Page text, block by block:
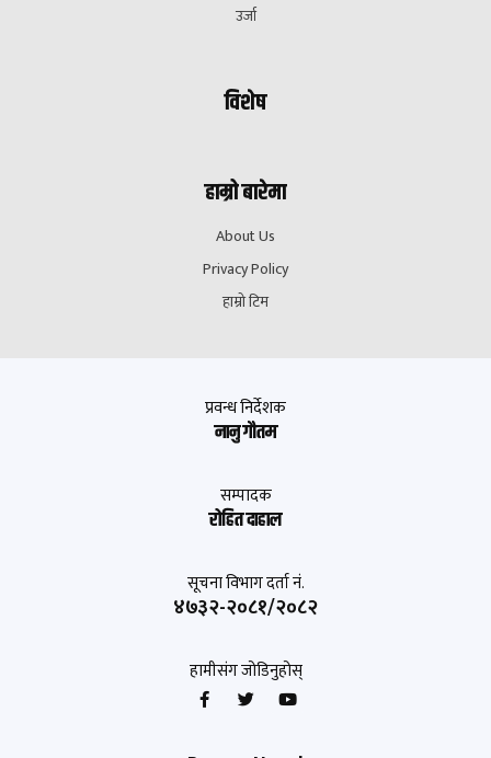
उर्जा
विशेष
हाम्रो बारेमा
About Us
Privacy Policy
हाम्रो टिम
प्रवन्ध निर्देशक
नानु गौतम
सम्पादक
रोहित दाहाल
सूचना विभाग दर्ता नं.
४७३२-२०८१/२०८२
हामीसंग जोडिनुहोस्